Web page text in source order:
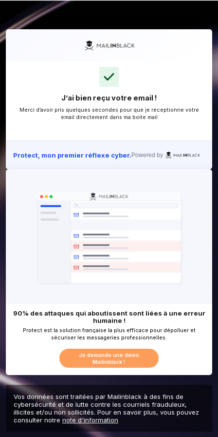
Merci d’avoir pris quelques secondes pour que je
email directement dans ma boite mail
Protect, mon premier réflexe cyber.
90% des attaques qui aboutissent sont
Vos données sont traitées par Mailinblack à des fins de
cybersécurité et de lutte contre les courriels frauduleux,
illicites et/ou non sollicités. Pour en savoir plus, vous pouvez
consulter notre note d'information